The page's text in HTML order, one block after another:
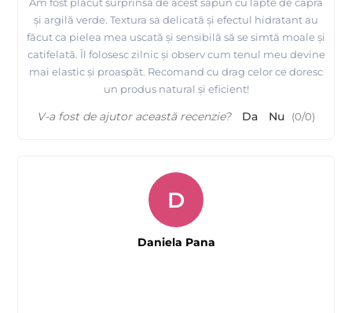
și argilă verde. Textura sa delicată și efectul hidratant au
făcut ca pielea mea uscată și sensibilă să se simtă moale și
catifelată. Îl folosesc zilnic și observ cum tenul meu devine
mai elastic și proaspăt. Recomand cu drag celor ce doresc
un produs natural și eficient!
V-a fost de ajutor această recenzie? Da Nu (0/0)
D
Daniela Pana